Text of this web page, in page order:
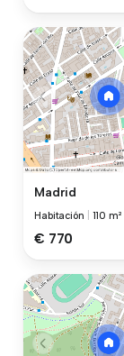
Madrid
Habitación 110 m²
€ 770